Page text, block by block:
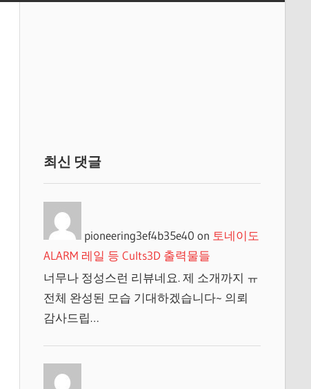
최신 댓글
pioneering3ef4b35e40 on 토네이도
ALARM 레일 등 Cults3D 출력물들
너무나 정성스런 리뷰네요. 제 소개까지 ㅠ
전체 완성된 모습 기대하겠습니다~ 의뢰
감사드립…